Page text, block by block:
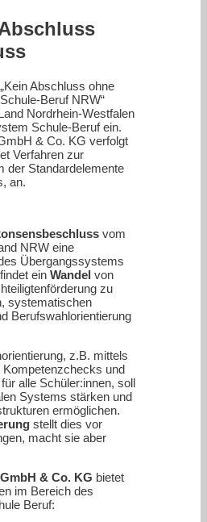
Abschluss ohne
Beruf NRW“
Nordrhein-Westfalen
Schule-Beruf ein.
& Co. KG verfolgt
Verfahren zur
der Standardelemente
an.
vom
NRW eine
Übergangssystems
ein Wandel von
zu
systematischen
Berufswahlorientierung
z.B. mittels
und
alle Schüler:innen, soll
Systems stärken und
ermöglichen.
stellt dies vor
macht sie aber
& Co. KG bietet
im Bereich des
Beruf: